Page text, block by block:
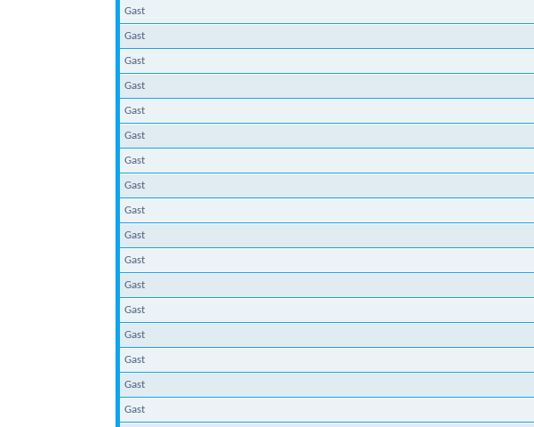
Gast
Gast
Gast
Gast
Gast
Gast
Gast
Gast
Gast
Gast
Gast
Gast
Gast
Gast
Gast
Gast
Gast